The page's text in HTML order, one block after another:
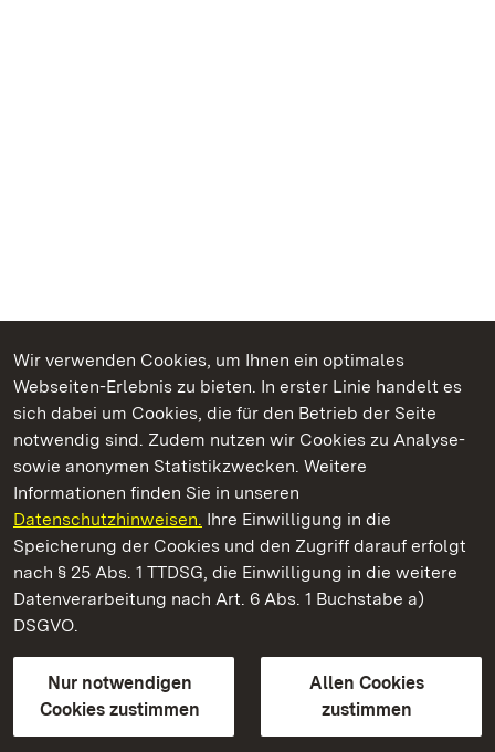
Wir verwenden Cookies, um Ihnen ein optimales
Webseiten-Erlebnis zu bieten. In erster Linie handelt es
sich dabei um Cookies, die für den Betrieb der Seite
notwendig sind. Zudem nutzen wir Cookies zu Analyse-
sowie anonymen Statistikzwecken. Weitere
Informationen finden Sie in unseren
Datenschutzhinweisen. Ihre Einwilligung in die
Speicherung der Cookies und den Zugriff darauf erfolgt
nach § 25 Abs. 1 TTDSG, die Einwilligung in die weitere
Datenverarbeitung nach Art. 6 Abs. 1 Buchstabe a)
DSGVO.
Nur notwendigen
Cookies zustimmen
Allen Cookies
zustimmen
Kommen. Staunen. Genießen.
Römische Badruine Badenweiler
Staatliche Schlösser und Gärten Baden-Württemberg
Kontakt
GebärdenspracheLeichte Sprache
Erklärung zur Barrierefreiheit
BITV-konform (geprüfte Seiten)